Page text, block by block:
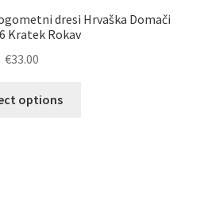
dresi Hrvaška Domači
Kratek Rokav
€33.00
options